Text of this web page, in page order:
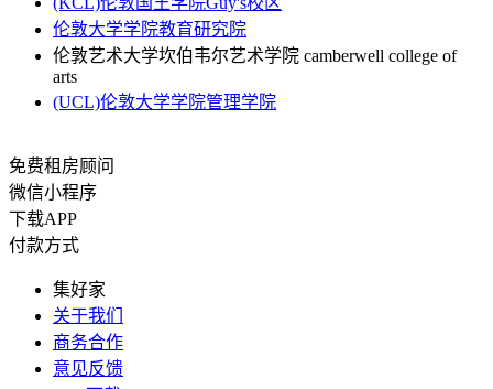
伦敦大学学院教育研究院
伦敦艺术大学坎伯韦尔艺术学院 camberwell college of
arts
(UCL)伦敦大学学院管理学院
免费租房顾问
微信小程序
下载APP
付款方式
集好家
关于我们
商务合作
意见反馈